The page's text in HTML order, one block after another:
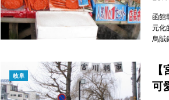
函館
元化
烏賊
岐阜
可